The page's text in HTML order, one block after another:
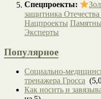
Спецпроекты:
защитника Отечества
Нацпроекты
Эксперты
Популярное
Социально-
тренажера Гросса
Как носить и